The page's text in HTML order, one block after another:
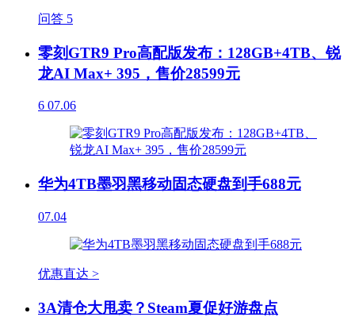
问答 5
零刻GTR9 Pro高配版发布：128GB+4TB、锐
龙AI Max+ 395，售价28599元
6 07.06
华为4TB墨羽黑移动固态硬盘到手688元
07.04
优惠直达 >
3A清仓大甩卖？Steam夏促好游盘点